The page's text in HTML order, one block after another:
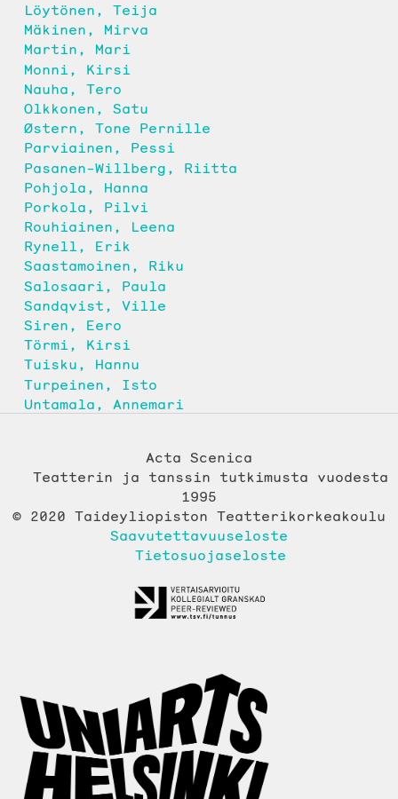
Löytönen, Teija
Mäkinen, Mirva
Martin, Mari
Monni, Kirsi
Nauha, Tero
Olkkonen, Satu
Østern, Tone Pernille
Parviainen, Pessi
Pasanen-Willberg, Riitta
Pohjola, Hanna
Porkola, Pilvi
Rouhiainen, Leena
Rynell, Erik
Saastamoinen, Riku
Salosaari, Paula
Sandqvist, Ville
Siren, Eero
Törmi, Kirsi
Tuisku, Hannu
Turpeinen, Isto
Untamala, Annemari
Acta Scenica
Teatterin ja tanssin tutkimusta vuodesta
1995
© 2020 Taideyliopiston Teatterikorkeakoulu
Saavutettavuuseloste
Tietosuojaseloste